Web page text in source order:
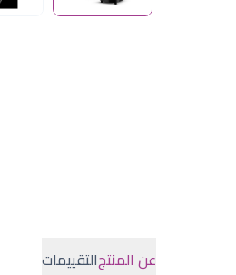
عن المنتجالتقييمات